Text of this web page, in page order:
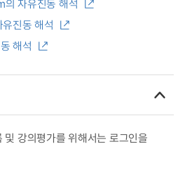
자유진동 해석
진동 해석
해석
및 강의평가를 위해서는 로그인을